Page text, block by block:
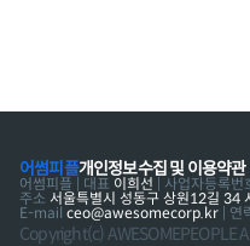
어썸피플개인정보수집 및 이용약관
어썸피플 | 대표 이희선 | 사업자등록번
주소 서울특별시 성동구 상원12길 34
E-mail ceo@awesomecorp.kr | 연
Copyright(c) AWESOMEPEOPLE